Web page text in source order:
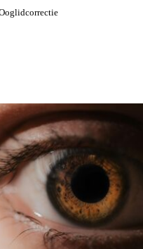
na
van de
Nazorg Ooglidcorrectie